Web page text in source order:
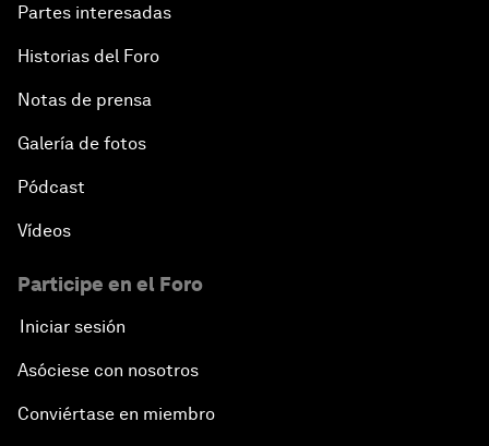
Partes interesadas
Historias del Foro
Notas de prensa
Galería de fotos
Pódcast
Vídeos
Participe en el Foro
Iniciar sesión
Asóciese con nosotros
Conviértase en miembro